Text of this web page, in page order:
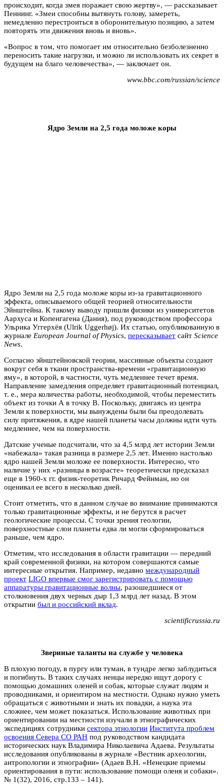
происходит, когда змея поражает свою жертву», — рассказывает
Пеннинг. «Змеи способны вытянуть голову, замереть,
немедленно перестроиться в оборонительную позицию, а затем
повторять эти движения вновь и вновь».
«Вопрос в том, что помогает им относительно безболезненно
переносить такие нагрузки, и можно ли использовать их секрет в
будущем на благо человечества», — заключает он.
www.bbc.com/russian/science
Ядро Земли на 2,5 года моложе коры
Ядро Земли на 2,5 года моложе коры из-за гравитационного
эффекта, описываемого общей теорией относительности
Эйнштейна. К такому выводу пришли физики из университетов
Аархуса и Копенгагена (Дания), под руководством профессора
Ульрика Уггерхёя (Ulrik Uggerhøj). Их статью, опубликованную в
журнале European Journal of Physics, пересказывает сайт Science
News.
Согласно эйнштейновской теории, массивные объекты создают
вокруг себя в ткани пространства-времени «гравитационную
яму», в которой, в частности, чуть медленнее течет время.
Направление замедления определяет гравитационный потенциал,
т. е., мера количества работы, необходимой, чтобы переместить
объект из точки А в точку B. Поскольку, двигаясь из центра
Земли к поверхности, мы вынуждены были бы преодолевать
силу притяжения, в ядре нашей планеты часы должны идти чуть
медленнее, чем на поверхности.
Датские ученые подсчитали, что за 4,5 млрд лет истории Земли
«набежала» такая разница в размере 2,5 лет. Именно настолько
ядро нашей Земли моложе ее поверхности. Интересно, что
наличие у них «разницы в возрасте» теоретически предсказал
еще в 1960-х гг. физик-теоретик Ричард Фейнман, но он
оценивал ее всего в несколько дней.
Стоит отметить, что в данном случае во внимание принимаются
только гравитационные эффекты, и не берутся в расчет
геологические процессы. С точки зрения геологии,
поверхностные слои планеты едва ли могли сформироваться
раньше, чем ядро.
Отметим, что исследования в области гравитации — передний
край современной физики, на котором совершаются самые
интересные открытия. Например, недавно международный
проект LIGO впервые смог зарегистрировать с помощью
аппаратуры гравитационные волны, разошедшиеся от
столкновения двух черных дыр 1,3 млрд лет назад. В этом
открытии был и российский вклад.
scientificrussia.ru
Звериные таланты на службе у человека
В плохую погоду, в пургу или туман, в тундре легко заблудиться
и погибнуть. В таких случаях ненцы нередко ищут дорогу с
помощью домашних оленей и собак, которые служат людям и
проводниками, и ориентиром на местности. Однако нужно уметь
обращаться с животными и знать их повадки, а наука эта
сложнее, чем может показаться. Использование животных при
ориентировании на местности изучали в этнографических
экспедициях сотрудники сектора этнологии Института проблем
освоения Севера СО РАН под руководством кандидата
исторических наук Владимира Николаевича Адаева. Результаты
исследования опубликованы в журнале «Вестник археологии,
антропологии и этнографии» (Адаев В.Н. «Ненецкие приемы
ориентирования в пути: использование помощи оленя и собаки».
№ 1(32), 2016, стр.133 – 141).